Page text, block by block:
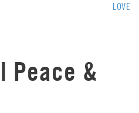
LOVE
Peace &